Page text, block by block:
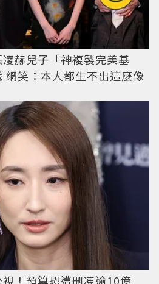
赫兒子「神複製完美基
網笑：本人都生不出這麼像
視！預算恐遭刪凍逾10億